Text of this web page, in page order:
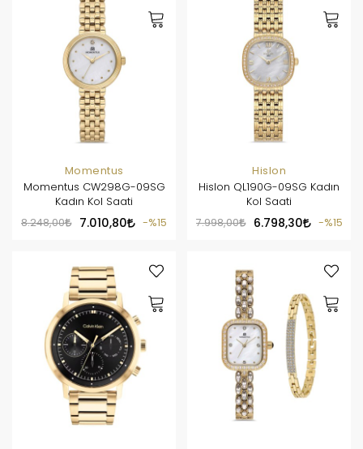
Momentus
Momentus CW298G-09SG
Kadın Kol Saati
8.248,00
7.010,80 %15
Hislon
Hislon QL190G-09SG Kadın
Kol Saati
7.998,00
6.798,30 %15